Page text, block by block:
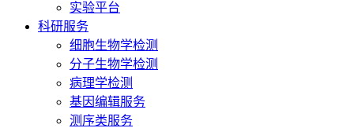
实验平台
科研服务
细胞生物学检测
分子生物学检测
病理学检测
基因编辑服务
测序类服务